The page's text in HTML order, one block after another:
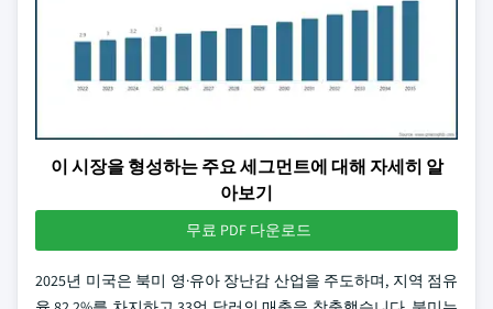
이 시장을 형성하는 주요 세그먼트에 대해 자세히 알
아보기
무료 PDF 다운로드
2025년 미국은 북미 영·유아 장난감 산업을 주도하며, 지역 점유